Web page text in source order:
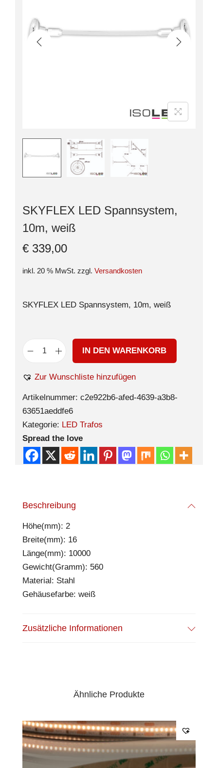
SKYFLEX LED Spannsystem,
10m, weiß
€ 339,00
inkl. 20 % MwSt. zzgl. Versandkosten
SKYFLEX LED Spannsystem, 10m, weiß
IN DEN WARENKORB
Zur Wunschliste hinzufügen
Artikelnummer: c2e922b6-afed-4639-a3b8-
63651aeddfe6
Kategorie: LED Trafos
Spread the love
Beschreibung
Höhe(mm): 2
Breite(mm): 16
Länge(mm): 10000
Gewicht(Gramm): 560
Material: Stahl
Gehäusefarbe: weiß
Zusätzliche Informationen
Ähnliche Produkte